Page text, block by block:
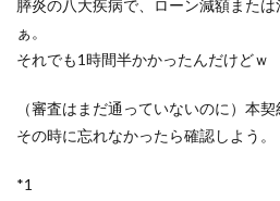
膵炎の八大疾病で、ローン減額また
ぁ。
それでも1時間半かかったんだけどｗ
（審査はまだ通っていないのに）本
その時に忘れなかったら確認しよう。
*1